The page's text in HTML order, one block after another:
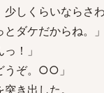
少しくらいならさ
ダケだからね。」
！」
うぞ。○○」
き出した。